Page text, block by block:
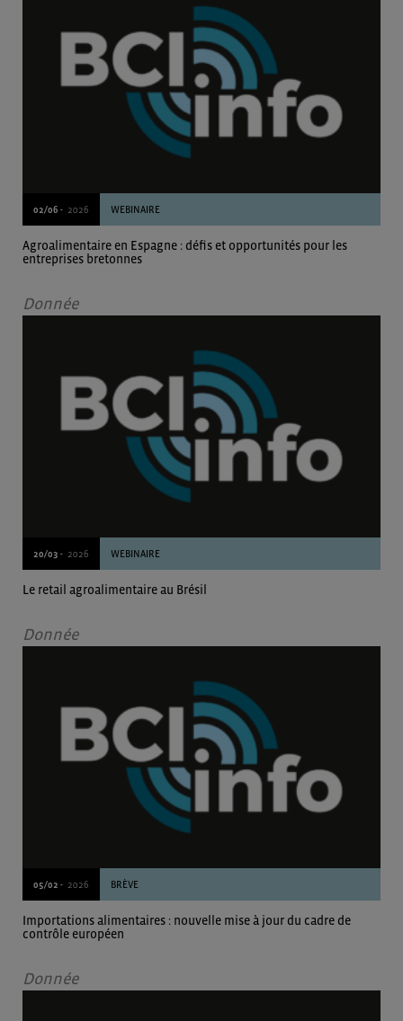
02/06 - 2026 WEBINAIRE
Agroalimentaire en Espagne : défis et opportunités pour les
entreprises bretonnes
Donnée
20/03 - 2026 WEBINAIRE
Le retail agroalimentaire au Brésil
Donnée
05/02 - 2026 BRÈVE
Importations alimentaires : nouvelle mise à jour du cadre de
contrôle européen
Donnée